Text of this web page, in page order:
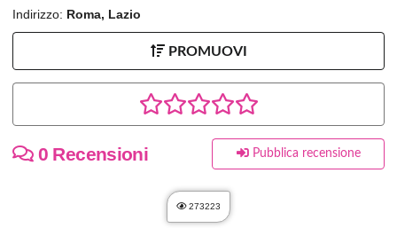
Indirizzo: Roma, Lazio
PROMUOVI
0 Recensioni Pubblica recensione
273223